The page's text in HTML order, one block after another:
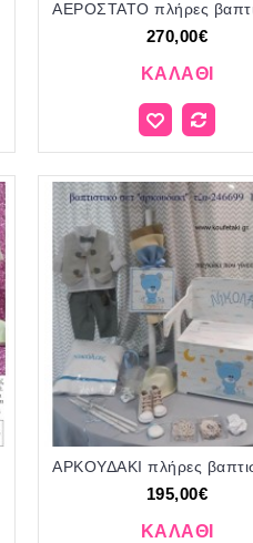
270,00€
ΚΑΛΆΘΙ
195,00€
ΚΑΛΆΘΙ